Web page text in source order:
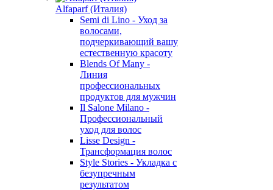
Alfaparf (Италия)
Semi di Lino - Уход за
волосами,
подчеркивающий вашу
естественную красоту
Blends Of Many -
Линия
профессиональных
продуктов для мужчин
Il Salone Milano -
Профессиональный
уход для волос
Lisse Design -
Трансформация волос
Style Stories - Укладка с
безупречным
результатом